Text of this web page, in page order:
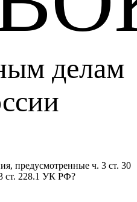
делам
предусмотренные ч. 3 ст. 30
ст. 228.1 УК РФ?